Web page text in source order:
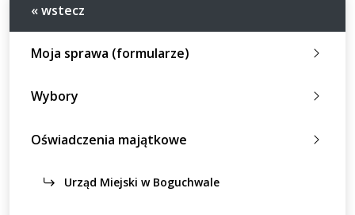
« wstecz
Moja sprawa (formularze)
Wybory
Oświadczenia majątkowe
Urząd Miejski w Boguchwale